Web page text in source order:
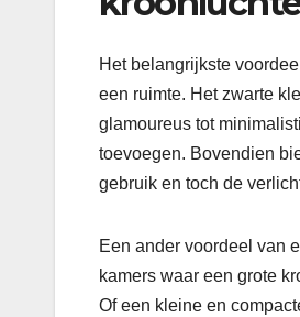
Het belangrijkste
een ruimte. Het zwarte
glamoureus tot
toevoegen. Bovendien
gebruik en toch de
Een ander voordeel van
kamers waar een grote
Of een kleine en